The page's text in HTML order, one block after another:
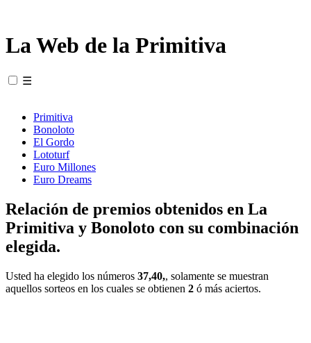
La Web de la Primitiva
☰
Primitiva
Bonoloto
El Gordo
Lototurf
Euro Millones
Euro Dreams
Relación de premios obtenidos en La
Primitiva y Bonoloto con su combinación
elegida.
Usted ha elegido los números 37,40,, solamente se muestran
aquellos sorteos en los cuales se obtienen 2 ó más aciertos.